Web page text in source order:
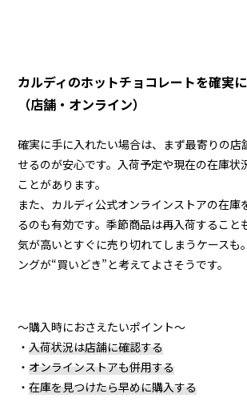
カルディのホットチョコレートを確実
（店舗・オンライン）
確実に手に入れたい場合は、まず最寄りの店
せるのが安心です。入荷予定や現在の在庫状
ことがあります。
また、カルディ公式オンラインストアの在庫
るのも有効です。季節商品は再入荷すること
気が高いとすぐに売り切れてしまうケースも
ングが“買いどき”と考えてよさそうです。
〜購入時におさえたいポイント〜
・入荷状況は店舗に確認する
・オンラインストアも併用する
・在庫を見つけたら早めに購入する